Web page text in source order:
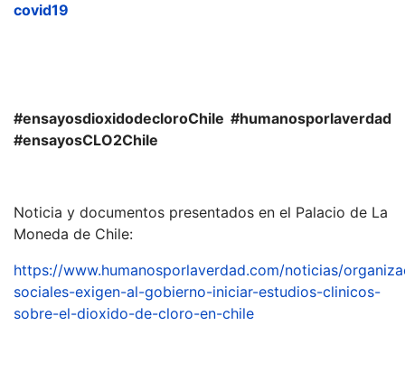
covid19
#ensayosdioxidodecloroChile #humanosporlaverdad
#ensayosCLO2Chile
Noticia y documentos presentados en el Palacio de La
Moneda de Chile:
https://www.humanosporlaverdad.com/noticias/
sociales-exigen-al-gobierno-iniciar-estudios-clinicos-
sobre-el-dioxido-de-cloro-en-chile